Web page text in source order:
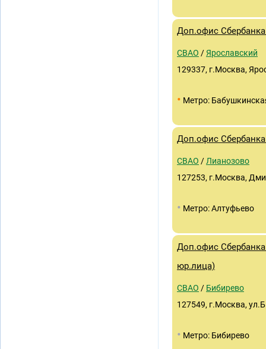
Доп.офис
СВАО / Ярославский
129337, г.Москва,
• Метро:
Доп.офис
СВАО / Лианозово
127253, г.Москва,
• Метро: Алтуфьево
Доп.офис
юр.лица)
СВАО / Бибирево
127549, г.Москва,
• Метро: Бибирево